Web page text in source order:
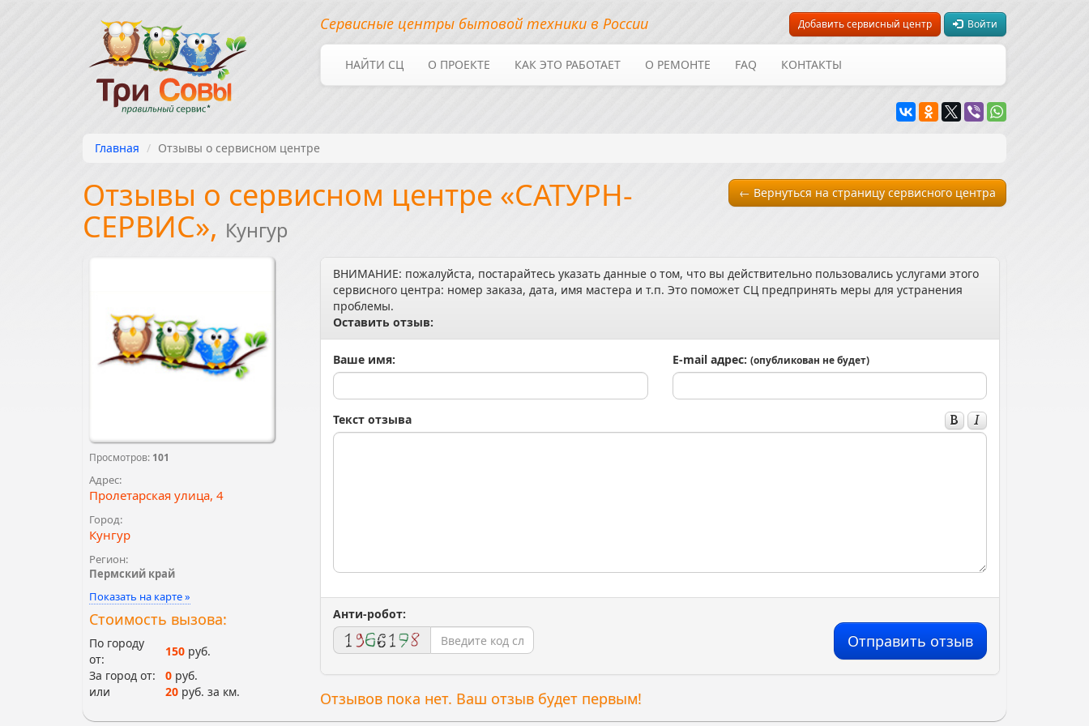
Добавить сервисный центр Войти
Сервисные центры бытовой техники в России
НАЙТИ СЦ О ПРОЕКТЕ КАК ЭТО РАБОТАЕТ О РЕМОНТЕ FAQ КОНТАКТЫ
Главная Отзывы о сервисном центре
← Вернуться на страницу сервисного центра
Отзывы о сервисном центре «САТУРН-
СЕРВИС», Кунгур
Просмотров: 101
Адрес:
Пролетарская улица, 4
Город:
Кунгур
Регион:
Пермский край
Показать на карте »
Стоимость вызова:
По городу
от:
150 руб.
За город от:
0 руб.
или
20 руб. за км.
ВНИМАНИЕ: пожалуйста, постарайтесь указать данные о том, что вы действительно пользовались услугами этого
сервисного центра: номер заказа, дата, имя мастера и т.п. Это поможет СЦ предпринять меры для устранения
проблемы.
Оставить отзыв:
Ваше имя: E-mail адрес: (опубликован не будет)
Текст отзыва
Анти-робот:
Отправить отзыв
Отзывов пока нет. Ваш отзыв будет первым!